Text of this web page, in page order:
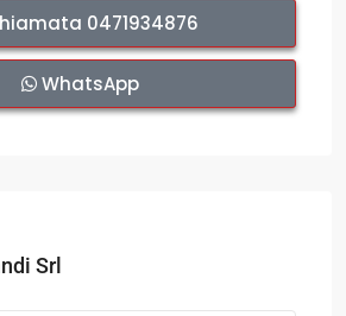
0471934876
WhatsApp
Srl